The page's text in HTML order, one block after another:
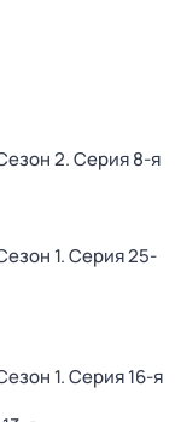
2. Серия 8-я
1. Серия 25-
1. Серия 16-я